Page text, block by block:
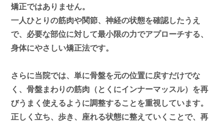
矯正ではありません。
一人ひとりの筋肉や関節、神経の状態を確認したうえ
で、 必要な部位に対して最小限の力でアプローチする、
身体にやさしい矯正法です。
さらに当院では、単に骨盤を元の位置に戻すだけでな
く、骨盤まわりの筋肉（とくにインナーマッスル）を再
びうまく使えるように調整することを重視しています。
正しく立ち、歩き、座れる状態に整えていく ことで、再